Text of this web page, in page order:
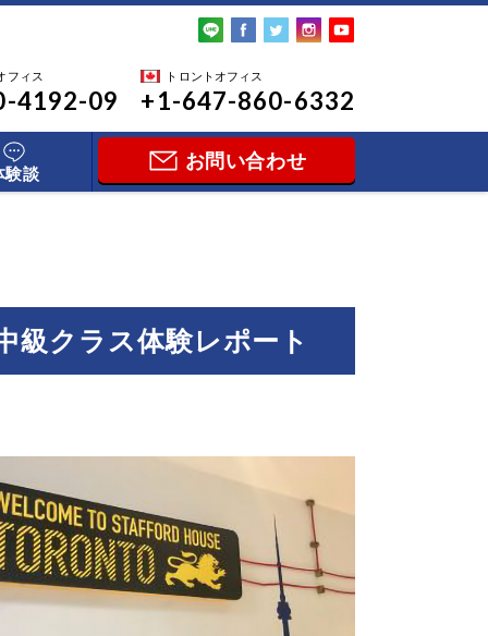
フィス
4192-09
トロントオフィス
+1-647-860-6332
験談
お問い合わせ
クラス体験レポート